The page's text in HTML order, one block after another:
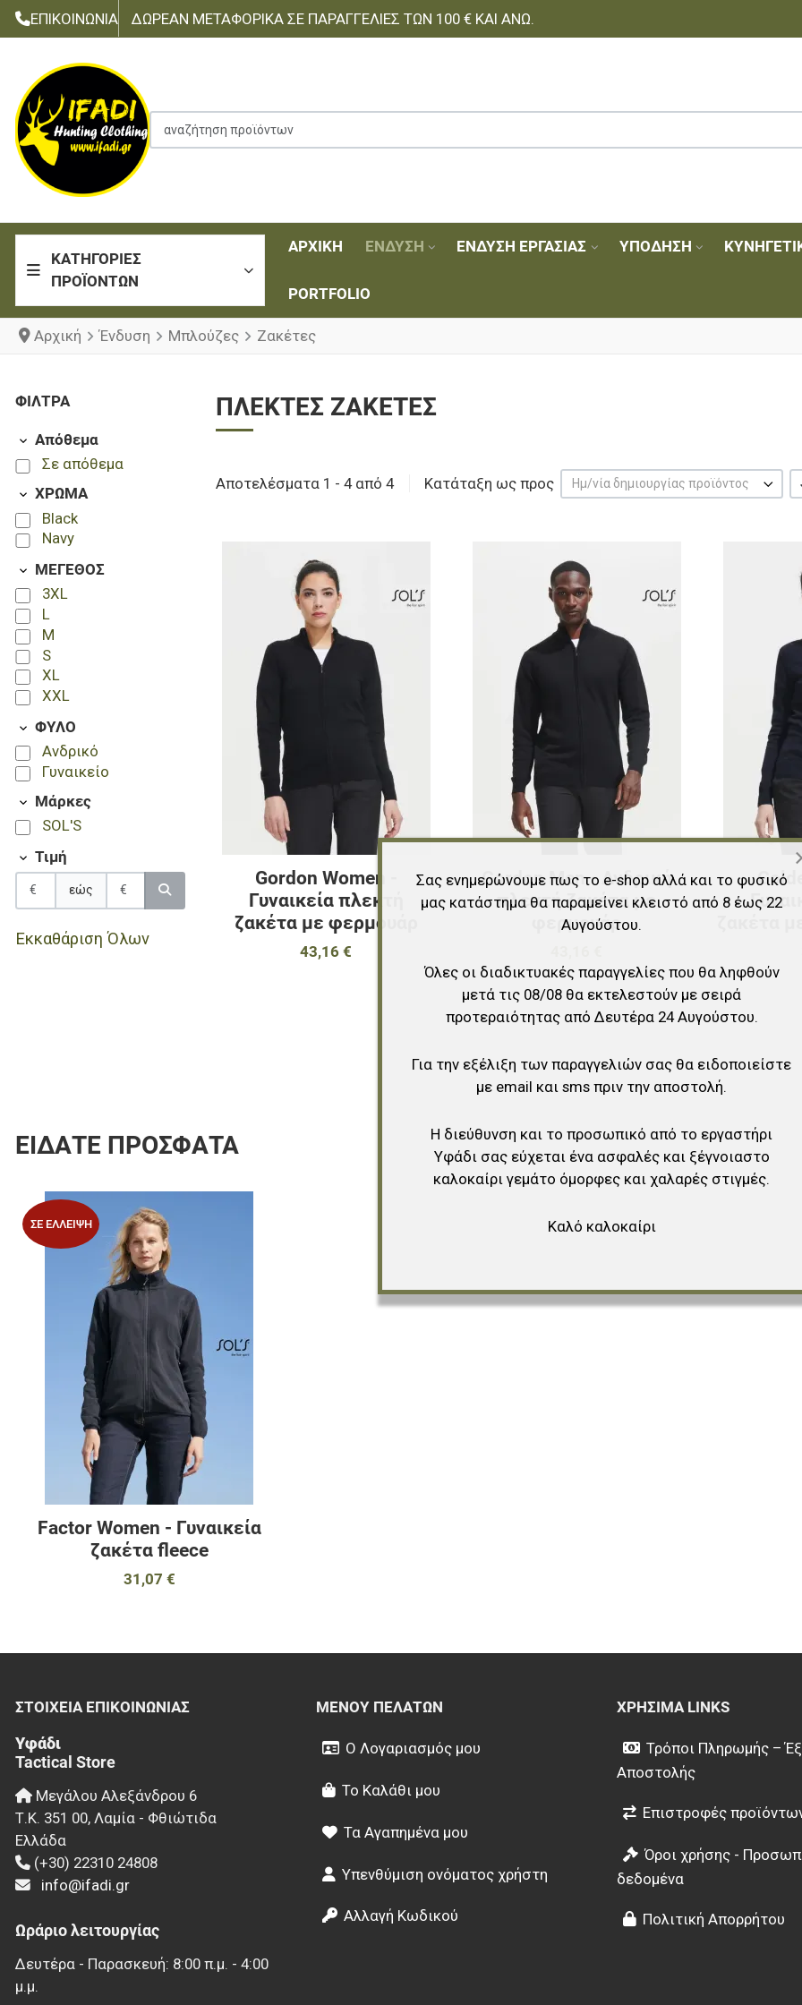
ΕΠΙΚΟΙΝΩΝΊΑ ΔΩΡΕΆΝ ΜΕΤΑΦΟΡΙΚΆ ΣΕ ΠΑΡΑΓΓΕΛΊΕΣ ΤΩΝ 100 € ΚΑΙ ΆΝΩ.
αναζήτηση προϊόντων
ΚΑΤΗΓΟΡΊΕΣ
ΠΡΟΪΌΝΤΩΝ
ΑΡΧΙΚΉ ΈΝΔΥΣΗ ΈΝΔΥΣΗ ΕΡΓΑΣΊΑΣ ΥΠΌΔΗΣΗ
PORTFOLIO
Αρχική Ένδυση Μπλούζες Ζακέτες
ΦΊΛΤΡΑ
Απόθεμα
Σε απόθεμα
ΧΡΩΜΑ
Black
Navy
ΜΕΓΕΘΟΣ
3XL
L
M
S
XL
XXL
ΦΥΛΟ
Ανδρικό
Γυναικείο
Μάρκες
SOL'S
Τιμή
εώς
Εκκαθάριση Όλων
ΠΛΕΚΤΈΣ ΖΑΚΈΤΕΣ
Αποτελέσματα 1 - 4 από 4 Κατάταξη ως προς Ημ/νία δημιουργίας προϊόντος
Προσθήκη στα αγαπημένα
Προσθήκη για σύγκριση
Gordon Women -
Γυναικεία πλεκτή
ζακέτα με φερμουάρ
43,16 €
Προσθήκη στα
Προσθήκη για
Gordon Men - Ανδρική
πλεκτή ζακέτα με
φερμουάρ
ζακέτα
ΕΊΔΑΤΕ ΠΡΌΣΦΑΤΑ
ΣΕ ΈΛΛΕΙΨΗ
Γρήγορη ματιά
Factor Women - Γυναικεία
ζακέτα fleece
31,07 €
ΣΤΟΙΧΕΊΑ EΠΙΚΟΙΝΩΝΊΑΣ
Υφάδι
Tactical Store
Μεγάλου Αλεξάνδρου 6
Τ.Κ. 351 00, Λαμία - Φθιώτιδα
Ελλάδα
(+30) 22310 24808
info@ifadi.gr
Ωράριο λειτουργίας
Δευτέρα - Παρασκευή: 8:00 π.μ. - 4:00
μ.μ.
ΜΕΝΟΎ ΠΕΛΑΤΏΝ
Ο Λογαριασμός μου
Το Καλάθι μου
Τα Αγαπημένα μου
Υπενθύμιση ονόματος χρήστη
Αλλαγή Κωδικού
ΧΡΉΣΙΜΑ LINKS
Τρόποι Πληρωμής –
Αποστολής
Επιστροφές
Όροι χρήσης -
δεδομένα
Πολιτική Απορρήτου
Σας ενημερώνουμε πως το e-shop αλλά και το φυσικό
μας κατάστημα θα παραμείνει κλειστό από 8 έως 22
Αυγούστου.
Όλες οι διαδικτυακές παραγγελίες που θα ληφθούν
μετά τις 08/08 θα εκτελεστούν με σειρά
προτεραιότητας από Δευτέρα 24 Αυγούστου.
Για την εξέλιξη των παραγγελιών σας θα ειδοποιείστε
με email και sms πριν την αποστολή.
Η διεύθυνση και το προσωπικό από το εργαστήρι
Υφάδι σας εύχεται ένα ασφαλές και ξέγνοιαστο
καλοκαίρι γεμάτο όμορφες και χαλαρές στιγμές.
Καλό καλοκαίρι